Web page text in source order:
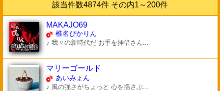
該当件数4874件 その内1～200件
MAKAJO69
椎名ぴかりん
♪ 我々の新時代だ お手を拝借さん...
マリーゴールド
あいみょん
♪ 風の強さがちょっと 心を揺さぶ...